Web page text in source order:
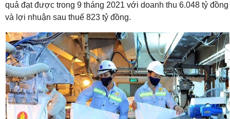
quả đạt được trong 9 tháng 2021 với doanh thu 6.048 tỷ đồng
và lợi nhuận sau thuế 823 tỷ đồng.